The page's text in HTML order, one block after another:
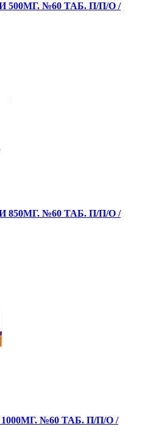
№60 ТАБ. П/П/О /
№60 ТАБ. П/П/О /
№60 ТАБ. П/П/О /